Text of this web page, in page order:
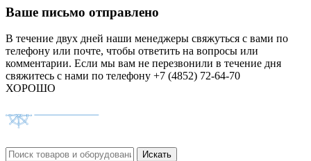
Ваше письмо отправлено
В течение двух дней наши менеджеры свяжуться с вами по
телефону или почте, чтобы ответить на вопросы или
комментарии. Если мы вам не перезвонили в течение дня
свяжитесь с нами по телефону +7 (4852) 72-64-70
ХОРОШО